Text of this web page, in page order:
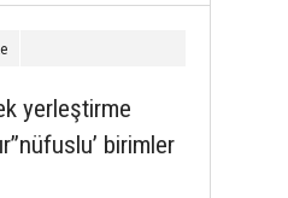
yerleştirme
birimler